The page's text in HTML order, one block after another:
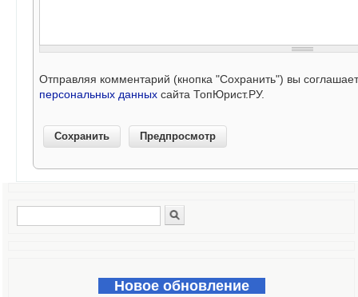
Отправляя комментарий (кнопка "Сохранить") вы
персональных данных сайта ТопЮрист.РУ.
Форма поиска
Новое обновление